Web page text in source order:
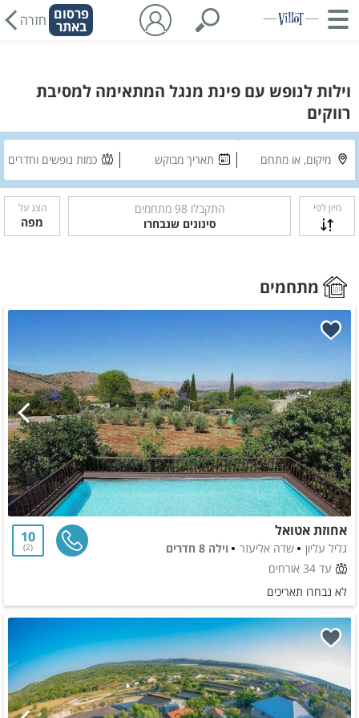
פרסום
באתר חזרה
וילות לנופש עם פינת מנגל המתאימה למסיבת
רווקים
מיקום, או מתחם תאריך מבוקש כמות נופשים וחדרים
מיון לפי התקבלו98 מתחמים
סינונים שנבחרו
הצג על
מפה
מתחמים
אחוזת אטואל
גליל עליון שדה אליעזר
וילה 8 חדרים
עד 34 אורחים
10
2
לא נבחרו תאריכים